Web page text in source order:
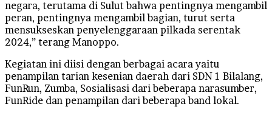
negara, terutama di Sulut bahwa pentingnya mengambil
peran, pentingnya mengambil bagian, turut serta
mensukseskan penyelenggaraan pilkada serentak
2024,” terang Manoppo.
Kegiatan ini diisi dengan berbagai acara yaitu
penampilan tarian kesenian daerah dari SDN 1 Bilalang,
FunRun, Zumba, Sosialisasi dari beberapa narasumber,
FunRide dan penampilan dari beberapa band lokal.